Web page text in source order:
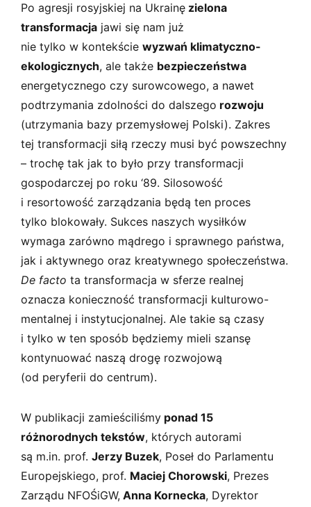
Po agresji rosyjskiej na Ukrainę zielona
transformacja jawi się nam już
nie tylko w kontekście wyzwań klimatyczno-
ekologicznych, ale także bezpieczeństwa
energetycznego czy surowcowego, a nawet
podtrzymania zdolności do dalszego rozwoju
(utrzymania bazy przemysłowej Polski). Zakres
tej transformacji siłą rzeczy musi być powszechny
– trochę tak jak to było przy transformacji
gospodarczej po roku ‘89. Silosowość
i resortowość zarządzania będą ten proces
tylko blokowały. Sukces naszych wysiłków
wymaga zarówno mądrego i sprawnego państwa,
jak i aktywnego oraz kreatywnego społeczeństwa.
De facto ta transformacja w sferze realnej
oznacza konieczność transformacji kulturowo-
mentalnej i instytucjonalnej. Ale takie są czasy
i tylko w ten sposób będziemy mieli szansę
kontynuować naszą drogę rozwojową
(od peryferii do centrum).
W publikacji zamieściliśmy ponad 15
różnorodnych tekstów, których autorami
są m.in. prof. Jerzy Buzek, Poseł do Parlamentu
Europejskiego, prof. Maciej Chorowski, Prezes
Zarządu NFOŚiGW, Anna Kornecka, Dyrektor